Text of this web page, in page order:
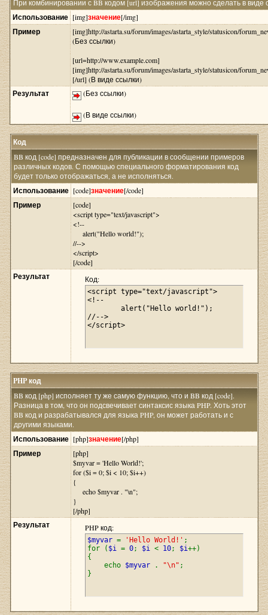
При комбинировании с BB кодом [url] изображения можно сделать в виде
Использование [img]значение[/img]
Пример
[img]http://astarta.su/forum/images/astarta_style/statusicon/
(Без ссылки)
[url=http://www.example.com]
[img]http://astarta.su/forum/images/astarta_style/statusicon/
[/url] (В виде ссылки)
Результат (Без ссылки)
(В виде ссылки)
Код
BB код [code] предназначен для публикации в сообщении примеров
различных кодов. С помощью специального форматирования код
будет только отображаться, а не исполняться.
Использование [code]значение[/code]
Пример
[code]
<script type="text/javascript">
<!--
alert("Hello world!");
//-->
</script>
[/code]
Результат Код:
<script type="text/javascript">
<!--
//-->
</script>
PHP код
BB код [php] исполняет ту же самую функцию, что и BB код [code].
Разница в том, что он подсвечивает синтаксис языка PHP. Хоть этот
BB код и разрабатывался для языка PHP, он может работать и с
другими языками.
Использование [php]значение[/php]
Пример
[php]
$myvar = 'Hello World!';
for ($i = 0; $i < 10; $i++)
{
echo $myvar . "\n";
}
[/php]
Результат PHP код:
$myvar = 'Hello World!' ;
for ( $i = 0; $i < 10; $i++)
{
echo $myvar . "\n" ;
}